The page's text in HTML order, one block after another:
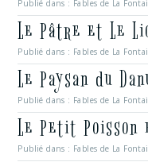
Publié dans : Fables de La
Le Pâtre et Le
Publié dans : Fables de La
Le Paysan du
Publié dans : Fables de La
Le Petit Poisson
Publié dans : Fables de La